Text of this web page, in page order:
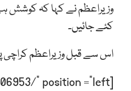
وزیراعظم نے کہا کہ کوشش
کئے جائیں۔
اس سے قبل وزیراعظم کراچی
[post-relate link=”https://humnews.pk//latest/206953/” position =”left”]